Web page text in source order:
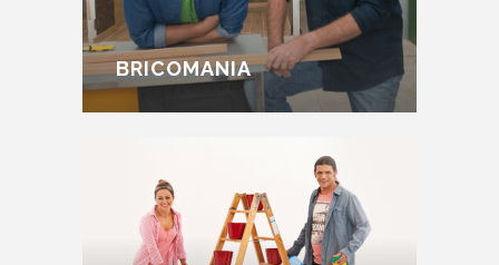
BRICOMANIA